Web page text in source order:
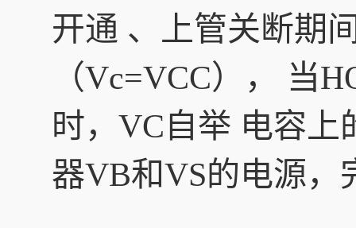
开通 、上管关断期
（Vc=VCC）， 当
时，VC自举 电容
器VB和VS的电源，